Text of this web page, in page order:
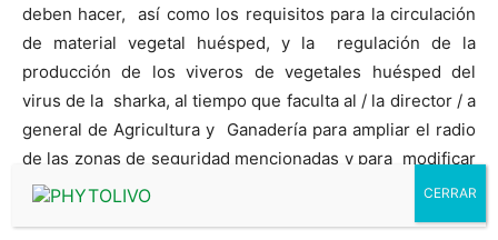
deben hacer, así como los requisitos para la circulación
de material vegetal huésped, y la regulación de la
producción de los viveros de vegetales huésped del
virus de la sharka, al tiempo que faculta al / la director / a
general de Agricultura y Ganadería para ampliar el radio
de las zonas de seguridad mencionadas y para modificar
la relación de vegetales huésped al virus de la sharka